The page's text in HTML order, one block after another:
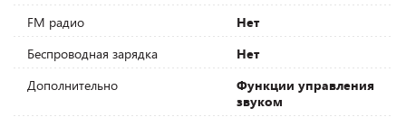
FM радио
Нет
Беспроводная зарядка
Нет
Дополнительно
Функции управления
звуком